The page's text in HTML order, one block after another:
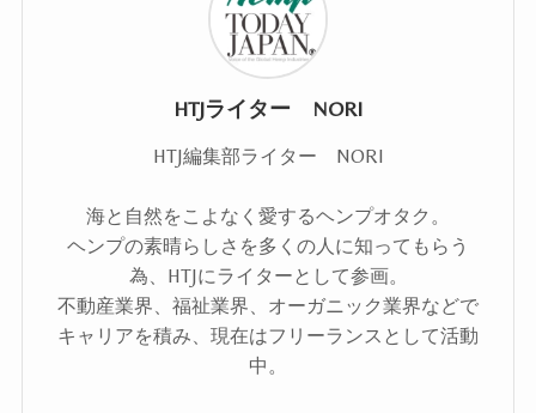
HTJライター NORI
HTJ編集部ライター NORI
海と自然をこよなく愛するヘンプオタク。
ヘンプの素晴らしさを多くの人に知ってもらう
為、HTJにライターとして参画。
不動産業界、福祉業界、オーガニック業界などで
キャリアを積み、現在はフリーランスとして活動
中。